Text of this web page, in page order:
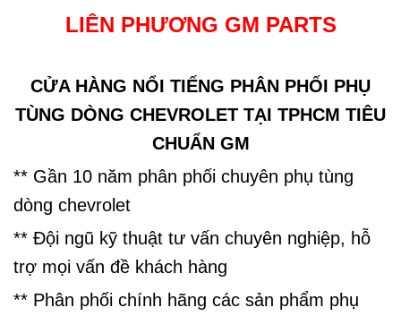
LIÊN PHƯƠNG GM PARTS
CỬA HÀNG NỔI TIẾNG PHÂN PHỐI PHỤ
TÙNG DÒNG CHEVROLET TẠI TPHCM TIÊU
CHUẨN GM
** Gần 10 năm phân phối chuyên phụ tùng
dòng chevrolet
** Đội ngũ kỹ thuật tư vấn chuyên nghiệp, hỗ
trợ mọi vấn đề khách hàng
** Phân phối chính hãng các sản phẩm phụ